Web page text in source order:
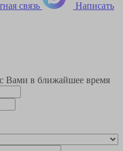
связь Написать
Вами в ближайшее время